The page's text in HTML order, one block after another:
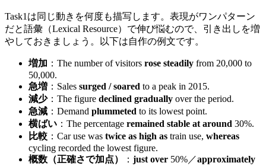
Task1は同じ動きを何度も描写します。表現がワンパターン
だと語彙（Lexical Resource）で伸び悩むので、引き出しを増
やしておきましょう。以下は自作の例文です。
増加 ：The number of visitors rose steadily from 20,000 to
50,000.
急増 ：Sales surged / soared to a peak in 2015.
減少：The figure declined gradually over the period.
急減 ：Demand plummeted to its lowest point.
横ばい ：The percentage remained stable at around 30%.
比較 ：Car use was twice as high as train use, whereas
cycling recorded the lowest figure.
概数（正確さで加点）
： just over 50%／approximately